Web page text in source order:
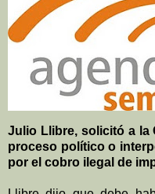
Julio Llibre, solicitó a la
proceso político o
por el cobro ilegal de